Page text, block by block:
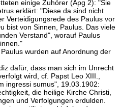
einige Zuhörer (Apg 2): "Sie
erklärt: "Diese da sind nicht
Verteidigungsrede des Paulus vor
bist von Sinnen, Paulus. Das viele
Verstand", worauf Paulus
wurden auf Anordnung der
dafür, dass man sich im Unrecht
wird, cf. Papst Leo XIII.,
ingressi sumus", 19.03.1902:
die heilige Kirche Christi,
und Verfolgungen erdulden.